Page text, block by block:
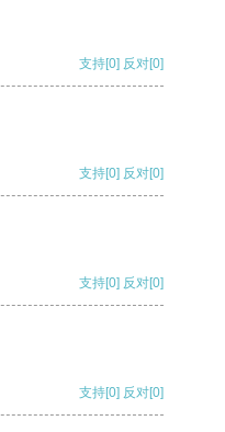
支持[0] 反对[0]
支持[0] 反对[0]
支持[0] 反对[0]
支持[0] 反对[0]